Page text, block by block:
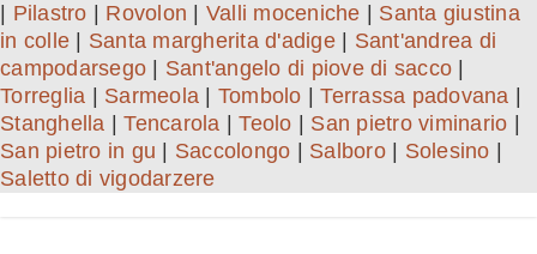
Pilastro Rovolon Valli moceniche
Santa giustina
in colle
Santa margherita d'adige| Sant'andrea di
campodarsego
Sant'angelo di piove di sacco
Torreglia
Sarmeola Tombolo |Terrassa padovana
Stanghella |Tencarola |Teolo San pietro viminario
San pietro in gu
Saccolongo Salboro| Solesino
Saletto di vigodarzere